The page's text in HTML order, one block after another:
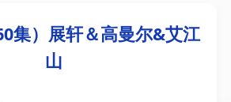
集）展轩＆高曼尔&艾江
山